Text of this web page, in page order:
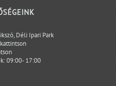
Déli Ipari Park
09:00- 17:00